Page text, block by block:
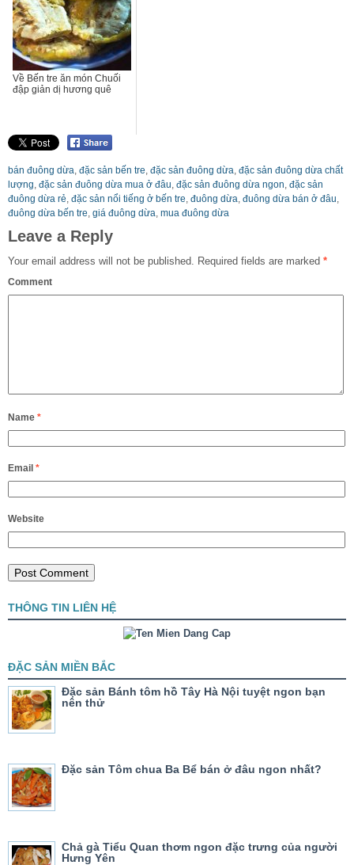
Về Bến tre ăn món Chuối
đập giản dị hương quê
bán đuông dừa đặc sản bến tre đặc sản đuông dừa đặc sản đuông dừa chất
lượng đặc sản đuông dừa mua ở đâu đặc sản đuông dừa ngon đặc sản
đuông dừa rẻ đặc sản nổi tiếng ở bến tre đuông dừa đuông dừa bán ở đâu
đuông dừa bến tre giá đuông dừa mua đuông dừa
Leave a Reply
Your email address will not be published. Required fields are marked *
Comment
Name *
Email *
Website
THÔNG TIN LIÊN HỆ
ĐẶC SẢN MIỀN BẮC
Đặc sản Bánh tôm hồ Tây Hà Nội tuyệt ngon bạn
nên thử
Đặc sản Tôm chua Ba Bể bán ở đâu ngon nhất?
Chả gà Tiểu Quan thơm ngon đặc trưng của người
Hưng Yên